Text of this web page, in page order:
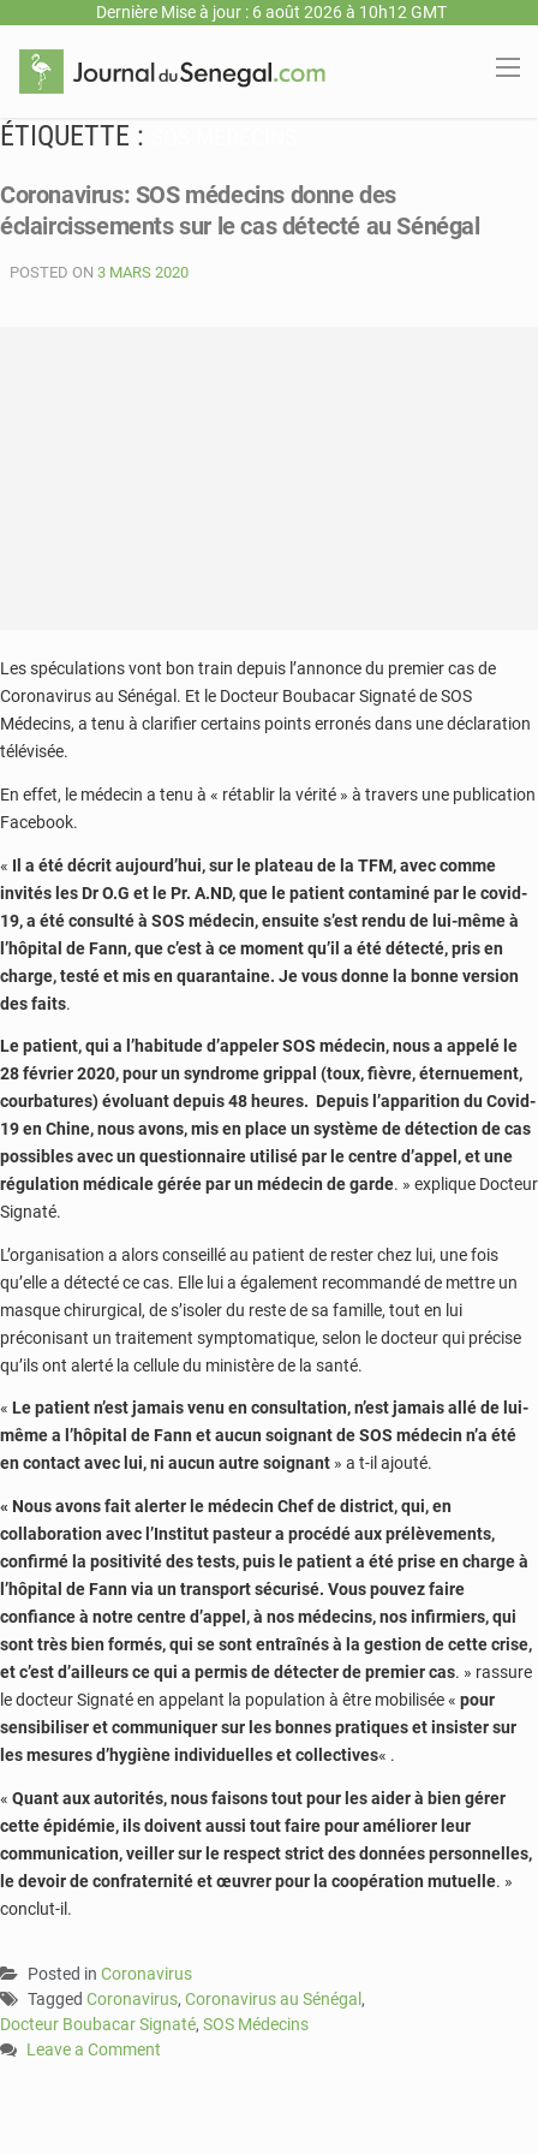
Dernière Mise à jour : 6 août 2026 à 10h12 GMT
ÉTIQUETTE :
Coronavirus: SOS médecins donne des
éclaircissements sur le cas détecté au Sénégal
POSTED ON 3 MARS 2020
Les spéculations vont bon train depuis l’annonce du premier cas de
Coronavirus au Sénégal. Et le Docteur Boubacar Signaté de SOS
Médecins, a tenu à clarifier certains points erronés dans une déclaration
télévisée.
En effet, le médecin a tenu à « rétablir la vérité » à travers une publication
Facebook.
« Il a été décrit aujourd’hui, sur le plateau de la TFM, avec comme
invités les Dr O.G et le Pr. A.ND, que le patient contaminé par le covid-
19, a été consulté à SOS médecin, ensuite s’est rendu de lui-même à
l’hôpital de Fann, que c’est à ce moment qu’il a été détecté, pris en
charge, testé et mis en quarantaine. Je vous donne la bonne version
des faits.
Le patient, qui a l’habitude d’appeler SOS médecin, nous a appelé le
28 février 2020, pour un syndrome grippal (toux, fièvre, éternuement,
courbatures) évoluant depuis 48 heures. Depuis l’apparition du Covid-
19 en Chine, nous avons, mis en place un système de détection de cas
possibles avec un questionnaire utilisé par le centre d’appel, et une
régulation médicale gérée par un médecin de garde. » explique Docteur
Signaté.
L’organisation a alors conseillé au patient de rester chez lui, une fois
qu’elle a détecté ce cas. Elle lui a également recommandé de mettre un
masque chirurgical, de s’isoler du reste de sa famille, tout en lui
préconisant un traitement symptomatique, selon le docteur qui précise
qu’ils ont alerté la cellule du ministère de la santé.
« Le patient n’est jamais venu en consultation, n’est jamais allé de lui-
même a l’hôpital de Fann et aucun soignant de SOS médecin n’a été
en contact avec lui, ni aucun autre soignant » a t-il ajouté.
« Nous avons fait alerter le médecin Chef de district, qui, en
collaboration avec l’Institut pasteur a procédé aux prélèvements,
confirmé la positivité des tests, puis le patient a été prise en charge à
l’hôpital de Fann via un transport sécurisé. Vous pouvez faire
confiance à notre centre d’appel, à nos médecins, nos infirmiers, qui
sont très bien formés, qui se sont entraînés à la gestion de cette crise,
et c’est d’ailleurs ce qui a permis de détecter de premier cas. » rassure
le docteur Signaté en appelant la population à être mobilisée « pour
sensibiliser et communiquer sur les bonnes pratiques et insister sur
les mesures d’hygiène individuelles et collectives« .
« Quant aux autorités, nous faisons tout pour les aider à bien gérer
cette épidémie, ils doivent aussi tout faire pour améliorer leur
communication, veiller sur le respect strict des données personnelles,
le devoir de confraternité et œuvrer pour la coopération mutuelle. »
conclut-il.
Posted in Coronavirus
Tagged Coronavirus, Coronavirus au Sénégal ,
Docteur Boubacar Signaté, SOS Médecins
Leave a Comment